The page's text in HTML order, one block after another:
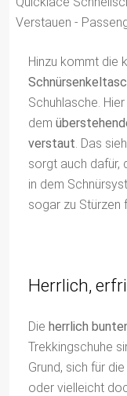
Hinzu kommt die
Schuhlasche.
dem
verstaut. Das
sorgt auch dafür,
in dem
sogar zu Stürzen
Herrlich,
Die herrlich
Trekkingschuhe
Grund, sich für
oder vielleicht